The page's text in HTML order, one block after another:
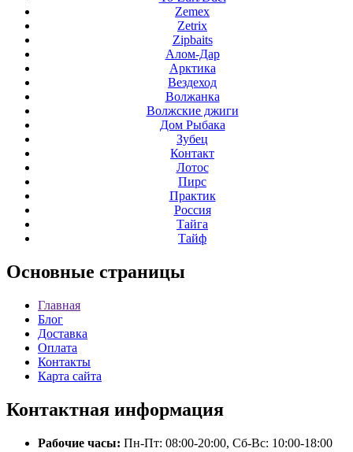
Zemex
Zetrix
Zipbaits
Алом-Дар
Арктика
Вездеход
Волжанка
Волжские джиги
Дом Рыбака
Зубец
Контакт
Лотос
Пирс
Практик
Россия
Тайга
Тайф
Основные страницы
Главная
Блог
Доставка
Оплата
Контакты
Карта сайта
Контактная информация
Рабочие часы: Пн-Пт: 08:00-20:00, Сб-Вс: 10:00-18:00